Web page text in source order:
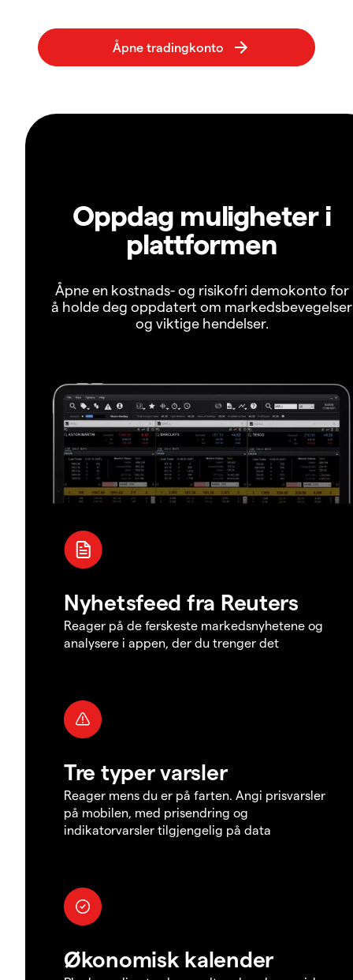
Oppdag muligheter i
plattformen
Åpne en kostnads- og risikofri demokonto for
å holde deg oppdatert om markedsbevegelser
og viktige hendelser.
Nyhetsfeed fra Reuters
Reager på de ferskeste markedsnyhetene og
analysere i appen, der du trenger det
Tre typer varsler
Reager mens du er på farten. Angi prisvarsler
på mobilen, med prisendring og
indikatorvarsler tilgjengelig på data
Økonomisk kalender